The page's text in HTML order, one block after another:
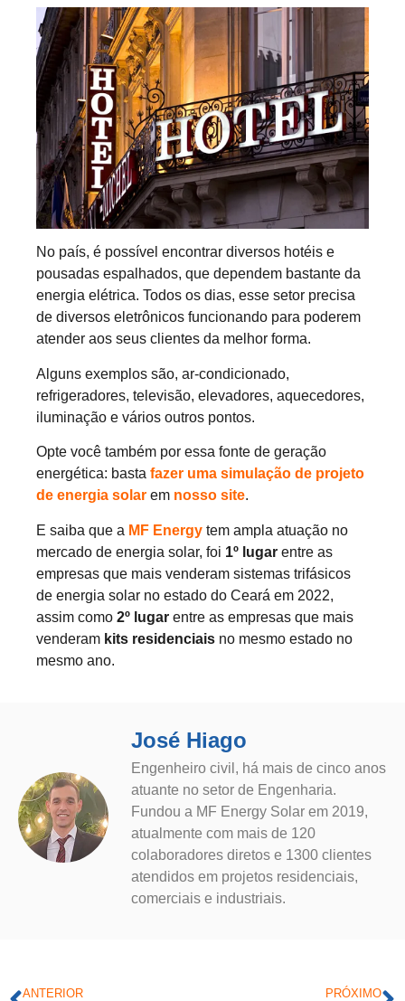
No país, é possível encontrar diversos hotéis e
pousadas espalhados, que dependem bastante da
energia elétrica. Todos os dias, esse setor precisa
de diversos eletrônicos funcionando para poderem
atender aos seus clientes da melhor forma.
Alguns exemplos são, ar-condicionado,
refrigeradores, televisão, elevadores, aquecedores,
iluminação e vários outros pontos.
Opte você também por essa fonte de geração
energética: basta fazer uma simulação de projeto
de energia solar em nosso site.
E saiba que a MF Energy tem ampla atuação no
mercado de energia solar, foi 1º lugar entre as
empresas que mais venderam sistemas trifásicos
de energia solar no estado do Ceará em 2022,
assim como 2º lugar entre as empresas que mais
venderam kits residenciais no mesmo estado no
mesmo ano.
José Hiago
Engenheiro civil, há mais de cinco anos
atuante no setor de Engenharia.
Fundou a MF Energy Solar em 2019,
atualmente com mais de 120
colaboradores diretos e 1300 clientes
atendidos em projetos residenciais,
comerciais e industriais.
ANTERIOR PRÓXIMO